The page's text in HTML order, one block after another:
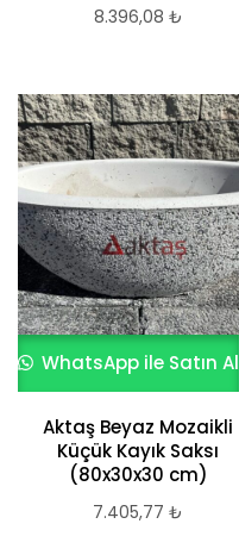
8.396,08 ₺
WhatsApp ile Satın Al
Aktaş Beyaz Mozaikli
Küçük Kayık Saksı
(80x30x30 cm)
7.405,77 ₺